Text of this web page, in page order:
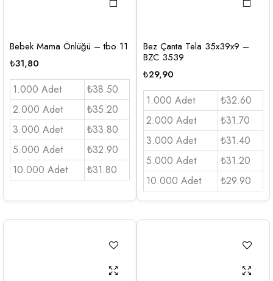
Bebek Mama Önlüğü – tbo 11
₺31,80
1.000 Adet
₺38.50
2.000 Adet
₺35.20
3.000 Adet
₺33.80
5.000 Adet
₺32.90
10.000 Adet
₺31.80
Bez Çanta Tela 35x39x9 –
BZC 3539
₺29,90
1.000 Adet
₺32.60
2.000 Adet
₺31.70
3.000 Adet
₺31.40
5.000 Adet
₺31.20
10.000 Adet
₺29.90